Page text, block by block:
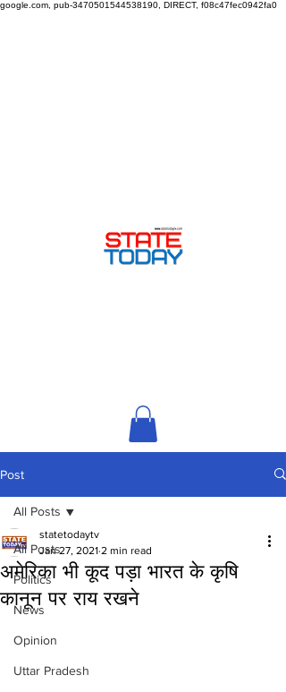
google.com, pub-3470501544538190, DIRECT, f08c47fec0942fa0
Post
All Posts
Politics
News
Opinion
Uttar Pradesh
All Posts
अमेरिका भी कूद पड़ा भारत के कृषि
कानून पर राय रखने
statetodaytv
Jan 27, 2021 2 min read